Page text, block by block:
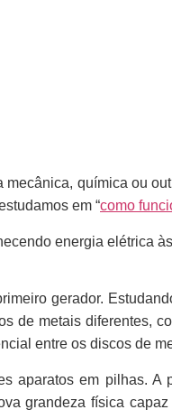
química ou
em “como
energia elétrica
gerador.
de metais diferentes,
entre os discos de
aparatos em pilhas.
grandeza física